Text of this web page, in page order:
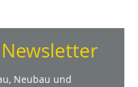
Neubau und